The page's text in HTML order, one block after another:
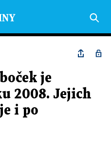
je
2008. Jejich
i po